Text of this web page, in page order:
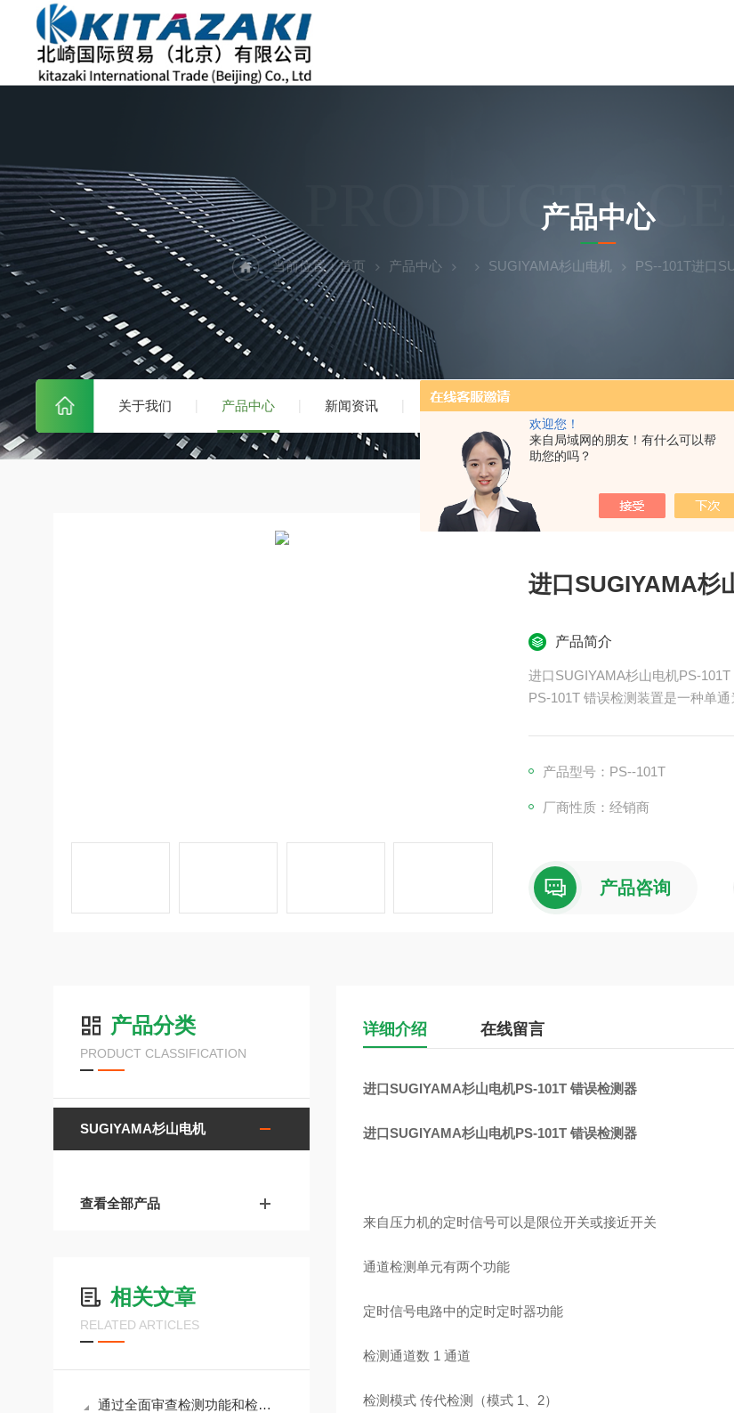
欢迎您！
来自局域网的朋友！有什么可以帮
助您的吗？
关于我们 产品中心 新闻资讯 技术文章
PRODUCTS
产品中心
当前位置：首页 产品中心 SUGIYAMA杉山电机 PS--101T进口
进口SUGIYAMA杉
产品简介
进口SUGIYAMA杉山电机PS-101T
PS-101T 错误检测装置是一种单
产品型号：PS--101T
厂商性质：经销商
产品咨询
产品分类
PRODUCT CLASSIFICATION
SUGIYAMA杉山电机
查看全部产品
相关文章
RELATED ARTICLES
通过全面审查检测功能和检测电路来完成的PS-662错误检测器
详细介绍 在线留言
进口SUGIYAMA杉山电机PS-101T 错误检测器
进口SUGIYAMA杉山电机PS-101T 错误检测器
来自压力机的定时信号可以是限位开关或接近开关
通道检测单元有两个功能
定时信号电路中的定时定时器功能
检测通道数 1 通道
检测模式 传代检测（模式 1、2）